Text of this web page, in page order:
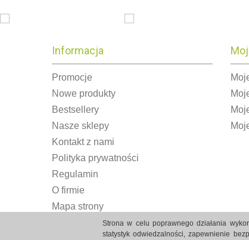
Strona w celu poprawnego działania
statystyk odwiedzalności, zapewnienie
Informacja
Promocje
Nowe produkty
Bestsellery
Nasze sklepy
Kontakt z nami
Polityka prywatności
Regulamin
O firmie
Mapa strony